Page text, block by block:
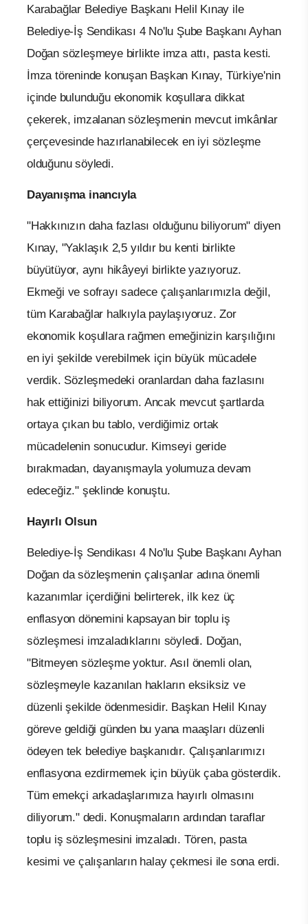
Karabağlar Belediye Başkanı Helil Kınay ile
Belediye-İş Sendikası 4 No'lu Şube Başkanı Ayhan
Doğan sözleşmeye birlikte imza attı, pasta kesti.
İmza töreninde konuşan Başkan Kınay, Türkiye'nin
içinde bulunduğu ekonomik koşullara dikkat
çekerek, imzalanan sözleşmenin mevcut imkânlar
çerçevesinde hazırlanabilecek en iyi sözleşme
olduğunu söyledi.
Dayanışma inancıyla
"Hakkınızın daha fazlası olduğunu biliyorum" diyen
Kınay, "Yaklaşık 2,5 yıldır bu kenti birlikte
büyütüyor, aynı hikâyeyi birlikte yazıyoruz.
Ekmeği ve sofrayı sadece çalışanlarımızla değil,
tüm Karabağlar halkıyla paylaşıyoruz. Zor
ekonomik koşullara rağmen emeğinizin karşılığını
en iyi şekilde verebilmek için büyük mücadele
verdik. Sözleşmedeki oranlardan daha fazlasını
hak ettiğinizi biliyorum. Ancak mevcut şartlarda
ortaya çıkan bu tablo, verdiğimiz ortak
mücadelenin sonucudur. Kimseyi geride
bırakmadan, dayanışmayla yolumuza devam
edeceğiz." şeklinde konuştu.
Hayırlı Olsun
Belediye-İş Sendikası 4 No'lu Şube Başkanı Ayhan
Doğan da sözleşmenin çalışanlar adına önemli
kazanımlar içerdiğini belirterek, ilk kez üç
enflasyon dönemini kapsayan bir toplu iş
sözleşmesi imzaladıklarını söyledi. Doğan,
"Bitmeyen sözleşme yoktur. Asıl önemli olan,
sözleşmeyle kazanılan hakların eksiksiz ve
düzenli şekilde ödenmesidir. Başkan Helil Kınay
göreve geldiği günden bu yana maaşları düzenli
ödeyen tek belediye başkanıdır. Çalışanlarımızı
enflasyona ezdirmemek için büyük çaba gösterdik.
Tüm emekçi arkadaşlarımıza hayırlı olmasını
diliyorum." dedi. Konuşmaların ardından taraflar
toplu iş sözleşmesini imzaladı. Tören, pasta
kesimi ve çalışanların halay çekmesi ile sona erdi.